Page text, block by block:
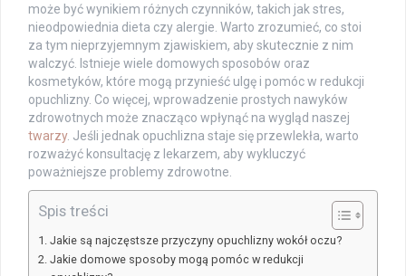
może być wynikiem różnych czynników, takich jak stres,
nieodpowiednia dieta czy alergie. Warto zrozumieć, co stoi
za tym nieprzyjemnym zjawiskiem, aby skutecznie z nim
walczyć. Istnieje wiele domowych sposobów oraz
kosmetyków, które mogą przynieść ulgę i pomóc w redukcji
opuchlizny. Co więcej, wprowadzenie prostych nawyków
zdrowotnych może znacząco wpłynąć na wygląd naszej
twarzy. Jeśli jednak opuchlizna staje się przewlekła, warto
rozważyć konsultację z lekarzem, aby wykluczyć
poważniejsze problemy zdrowotne.
Spis treści
Jakie są najczęstsze przyczyny opuchlizny wokół oczu?
Jakie domowe sposoby mogą pomóc w redukcji